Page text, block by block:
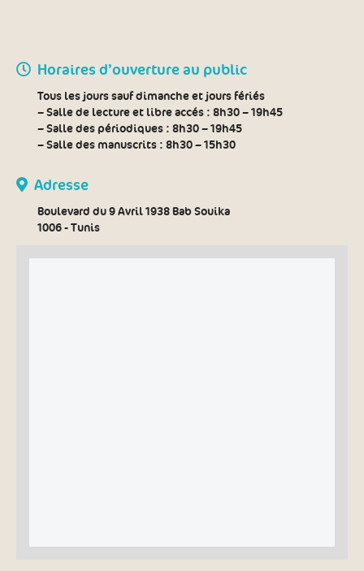
Horaires d’ouverture au public
Tous les jours sauf dimanche et jours fériés
– Salle de lecture et libre accés : 8h30 – 19h45
– Salle des périodiques : 8h30 – 19h45
– Salle des manuscrits : 8h30 – 15h30
Adresse
Boulevard du 9 Avril 1938 Bab Souika
1006 - Tunis